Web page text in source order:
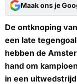
Maak ons je
De ontknoping
een late
hebben de
hand om
in een